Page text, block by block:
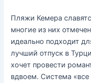
Пляжи Кемера
многие из них
идеально подходит
лучший отпуск в
хочет провести
вдвоем. Система